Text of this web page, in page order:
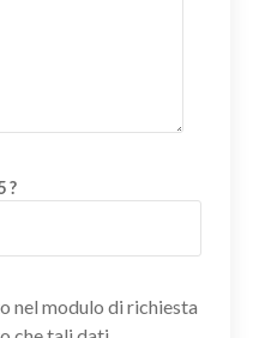
?
nel modulo di richiesta